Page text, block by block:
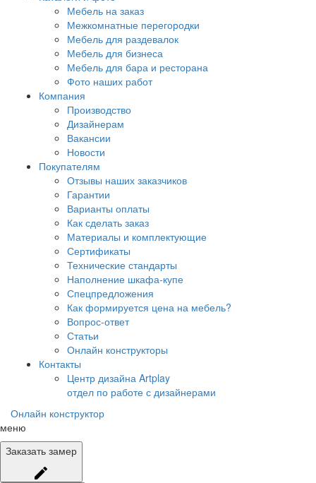
Мебель на заказ
Межкомнатные перегородки
Мебель для раздевалок
Мебель для бизнеса
Мебель для бара и ресторана
Фото наших работ
Компания
Производство
Дизайнерам
Вакансии
Новости
Покупателям
Отзывы наших заказчиков
Гарантии
Варианты оплаты
Как сделать заказ
Материалы и комплектующие
Сертификаты
Технические стандарты
Наполнение шкафа-купе
Спецпредложения
Как формируется цена на мебель?
Вопрос-ответ
Статьи
Онлайн конструкторы
Контакты
Центр дизайна Artplay
отдел по работе с дизайнерами
Онлайн конструктор
меню
Заказать замер